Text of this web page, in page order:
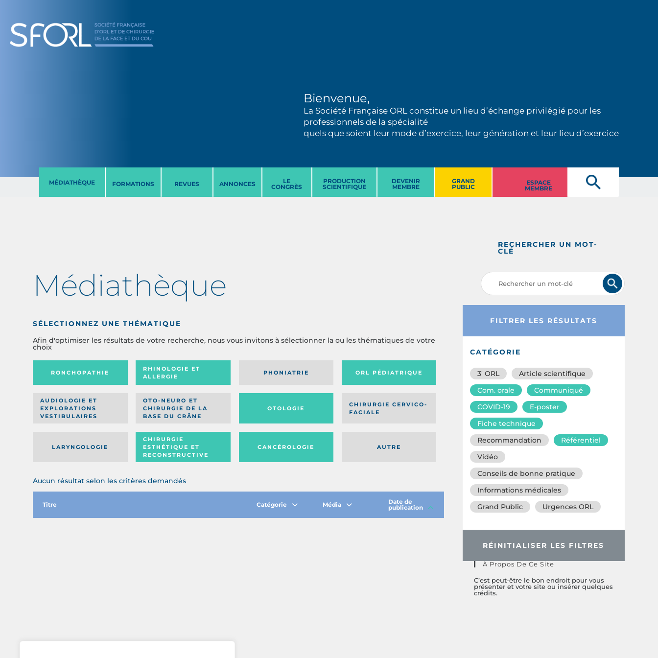
Bienvenue,
La Société Française ORL constitue un lieu d’échange privilégié pour les
professionnels de la spécialité
quels que soient leur mode d’exercice, leur génération et leur lieu d’exercice
MÉDIATHÈQUE FORMATIONS REVUES ANNONCES
LE
CONGRÈS
PRODUCTION
SCIENTIFIQUE
DEVENIR
MEMBRE
GRAND
PUBLIC
ESPACE
MEMBRE
Médiathèque
SÉLECTIONNEZ UNE THÉMATIQUE
Afin d'optimiser les résultats de votre recherche, nous vous invitons à sélectionner la ou les thématiques de votre
choix
RONCHOPATHIE
RHINOLOGIE ET
ALLERGIE
PHONIATRIE ORL PÉDIATRIQUE
AUDIOLOGIE ET
EXPLORATIONS
VESTIBULAIRES
OTO-NEURO ET
CHIRURGIE DE LA
BASE DU CRÂNE
OTOLOGIE
CHIRURGIE CERVICO-
FACIALE
AUTRE
LARYNGOLOGIE
CHIRURGIE
ESTHÉTIQUE ET
RECONSTRUCTIVE
CANCÉROLOGIE
Aucun résultat selon les critères demandés
Titre Catégorie Média
Date de
publication
RECHERCHER UN MOT-
CLÉ
FILTRER LES RÉSULTATS
CATÉGORIE
3′ ORL
Article scientifique
Com. orale
Communiqué
COVID-19
E-poster
Fiche technique
Recommandation
Référentiel
Vidéo
Conseils de bonne pratique
Informations médicales
Grand Public
Urgences ORL
RÉINITIALISER LES FILTRES
À Propos De Ce Site
C’est peut-être le bon endroit pour vous
présenter et votre site ou insérer quelques
crédits.